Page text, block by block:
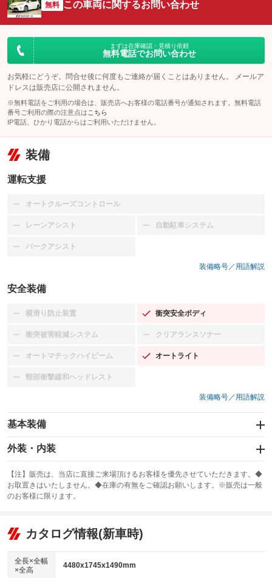
無料 この車両に関するお問い合わせ
まずは在庫確認・見積り依頼
無料電話でお問い合わせ
お気軽にどうぞ。問合せ後に何度もご連絡が届くことはありません。 メールア
ドレスは販売店に公開されません。
※無料電話をご利用の場合は、販売店へお客様の電話番号が通知されます。無料電話
番号ご利用の際の注意点は こちら
IP電話、ひかり電話からはご利用いただけません。
装備
運転支援
オートクルーズコントロール
：装備なし
レーンアシスト
：装備なし 自動駐車システム
：装備なし
パークアシスト
：装備なし
装備略号／用語解説
安全装備
横滑り防止装置
：装備なし 衝突安全ボディ
：装備あり
衝突被害軽減システム
：装備なし クリアランスソナー
：装備なし
オートマチックハイビーム
：装備なし オートライト
：装備あり
頸部衝撃緩和ヘッドレスト
：装備なし
装備略号／用語解説
基本装備
エアバッグ：運転席/助手席/サイド
：装備あり
：装備なし
サンルーフ
：装備なし ABS
リフトアップ
：装備なし
：装備なし
パワーウィンドウ
外装・内装
カーナビ：HDDナビ
：装備あり
TV：フルセグ
：装備あり
ビジュアル：-／DVD再生
：装備あり
：装備あり
【注】販売は、当店に直接ご来場頂けるお客様を優先させていただきます。◆
お取置きはいたしません。◆在庫の有無をご確認お願いします。※販売は一般
のお客様に限ります。
カタログ情報(新車時)
全長×全幅
×全高
4480x1745x1490mm